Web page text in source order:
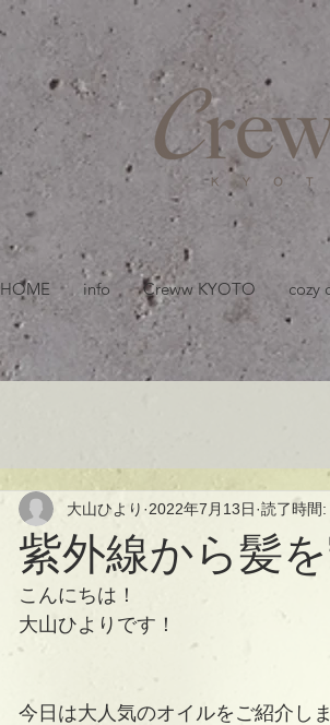
HOME info Creww KYOTO cozy
紫外線から髪
大山ひより 2022年7月13日 読了時間
こんにちは！
大山ひよりです！
今日は大人気のオイルをご紹介し